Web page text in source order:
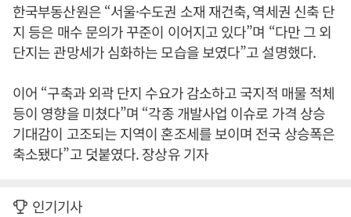
한국부동산원은 “서울·수도권 소재 재건축, 역세권 신축 단
지 등은 매수 문의가 꾸준이 이어지고 있다”며 “다만 그 외
단지는 관망세가 심화하는 모습을 보였다”고 설명했다.
이어 “구축과 외곽 단지 수요가 감소하고 국지적 매물 적체
등이 영향을 미쳤다”며 “각종 개발사업 이슈로 가격 상승
기대감이 고조되는 지역이 혼조세를 보이며 전국 상승폭은
축소됐다”고 덧붙였다. 장상유 기자
인기기사